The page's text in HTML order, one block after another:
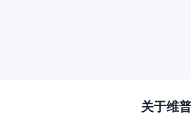
关于维普